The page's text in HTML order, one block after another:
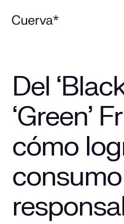
La mirada Cuerva
Trabaja en Cuerva
Prensa
Qué
Distribución
Smart Services
Smart Solutions
Innovación
Comunidad
Blog
Recursos
Del
‘Green’
cómo
consumo